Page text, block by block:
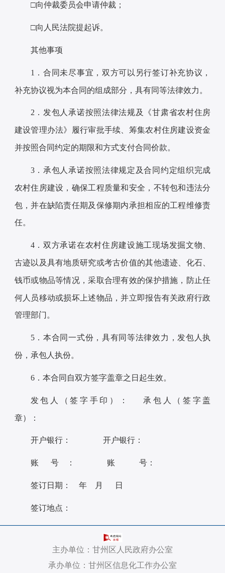
□向仲裁委员会申请仲裁；
□向人民法院提起诉。
其他事项
1．合同未尽事宜，双方可以另行签订补充协议，
补充协议视为本合同的组成部分，具有同等法律效力。
2．发包人承诺按照法律法规及《甘肃省农村住房
建设管理办法》履行审批手续、筹集农村住房建设资金
并按照合同约定的期限和方式支付合同价款。
3．承包人承诺按照法律规定及合同约定组织完成
农村住房建设，确保工程质量和安全，不转包和违法分
包，并在缺陷责任期及保修期内承担相应的工程维修责
任。
4．双方承诺在农村住房建设施工现场发掘文物、
古迹以及具有地质研究或考古价值的其他遗迹、化石、
钱币或物品等情况，采取合理有效的保护措施，防止任
何人员移动或损坏上述物品，并立即报告有关政府行政
管理部门。
5．本合同一式份，具有同等法律效力，发包人执
份，承包人执份。
6．本合同自双方签字盖章之日起生效。
发包人（签字手印）： 承包人（签字盖
章）：
开户银行： 开户银行：
账 号 ： 账 号：
签订日期： 年 月 日
签订地点：
主办单位：甘州区人民政府办公室
承办单位：甘州区信息化工作办公室